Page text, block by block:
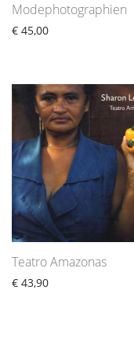
Modephotographien
€ 45,00
Teatro Amazonas
€ 43,90